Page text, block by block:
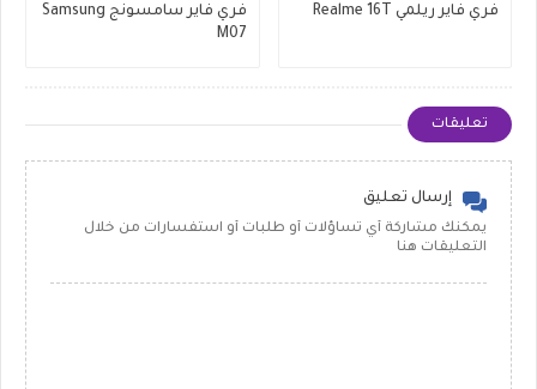
فري فاير ريلمي Realme 16T
فري فاير سامسونج Samsung
M07
تعليقات
إرسال تعليق
يمكنك مشاركة أي تساؤلات أو طلبات أو استفسارات من خلال
التعليقات هنا